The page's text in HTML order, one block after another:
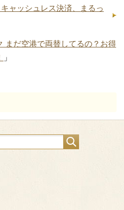
ャッシュレス決済、まるっ
まだ空港で両替してるの？お得
」